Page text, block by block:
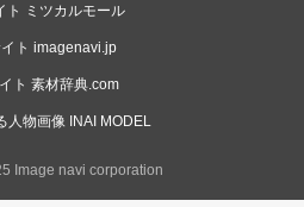
ト ミツカルモール
ト imagenavi.jp
ト 素材辞典.com
人物画像 INAI MODEL
Image navi corporation